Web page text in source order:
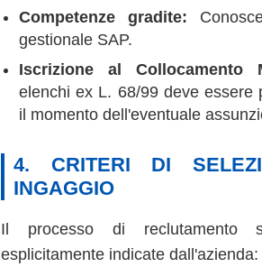
Competenze gradite:
gestionale SAP.
Iscrizione al Collocamento
elenchi ex L. 68/99 deve essere
il momento dell'eventuale
4. CRITERI DI
INGAGGIO
Il processo di reclutamento
esplicitamente indicate dall'azienda: